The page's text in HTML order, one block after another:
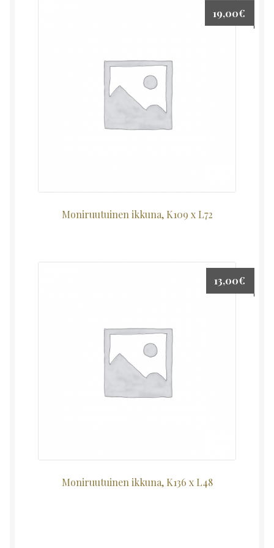
Moniruutuinen ikkuna, K109 x L72
19,00€
Moniruutuinen ikkuna, K136 x L48
13,00€